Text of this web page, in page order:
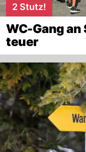
2 Stutz!
WC-Gang an
teuer